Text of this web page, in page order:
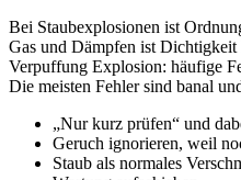
Bei Staubexplosionen ist
Gas und Dämpfen ist
Verpuffung Explosion: häufige
Die meisten Fehler sind banal
„Nur kurz prüfen“ und
Geruch ignorieren, weil
Staub als normales